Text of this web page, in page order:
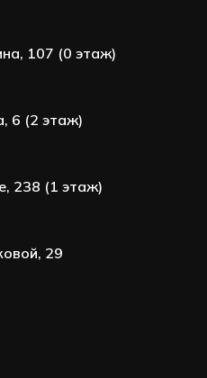
107 (0 этаж)
6 (2 этаж)
238 (1 этаж)
29